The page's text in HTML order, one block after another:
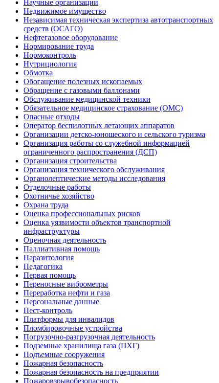
Научные организации
Недвижимое имущество
Независимая техническая экспертиза автотранспортных
средств (ОСАГО)
Нефтегазовое оборудование
Нормирование труда
Нормоконтроль
Нутрициология
Обмотка
Обогащение полезных ископаемых
Обращение с газовыми баллонами
Обслуживание медицинской техники
Обязательное медицинское страхование (ОМС)
Опасные отходы
Оператор беспилотных летающих аппаратов
Организации детско-юношеского и сельского туризма
Организация работы со служебной информацией
ограниченного распространения (ДСП)
Организация строительства
Организация технического обслуживания
Органолептические методы исследования
Отделочные работы
Охотничье хозяйство
Охрана труда
Оценка профессиональных рисков
Оценка уязвимости объектов транспортной
инфраструктуры
Оценочная деятельность
Паллиативная помощь
Паразитология
Педагогика
Первая помощь
Переносные виброметры
Переработка нефти и газа
Персональные данные
Пест-контроль
Платформы для инвалидов
Пломбировочные устройства
Погрузочно-разгрузочная деятельность
Подземные хранилища газа (ПХГ)
Подъемные сооружения
Пожарная безопасность
Пожарная безопасность на предприятии
Пожаровзрывобезопасность